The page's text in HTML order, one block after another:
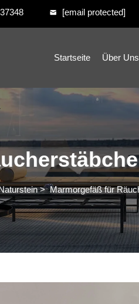
[email protected]
Startseite Über Uns
>Marmorgefäß für